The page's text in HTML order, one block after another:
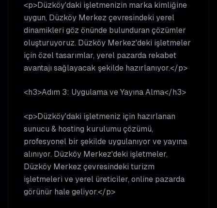
<p>Düzköy'daki işletmenizin marka kimliğine
uygun, Düzköy Merkez çevresindeki yerel
dinamikleri göz önünde bulunduran çözümler
oluşturuyoruz. Düzköy Merkez'deki işletmeler
için özel tasarımlar, yerel pazarda rekabet
avantajı sağlayacak şekilde hazırlanıyor.</p>
<h3>Adım 3: Uygulama ve Yayına Alma</h3>
<p>Düzköy'daki işletmeniz için hazırlanan
sunucu & hosting kurulumu çözümü,
profesyonel bir şekilde uygulanıyor ve yayına
alınıyor. Düzköy Merkez'deki işletmeler,
Düzköy Merkez çevresindeki turizm
işletmeleri ve yerel üreticiler, online pazarda
görünür hale geliyor.</p>